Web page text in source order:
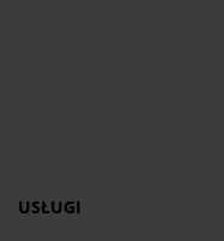
USŁUGI